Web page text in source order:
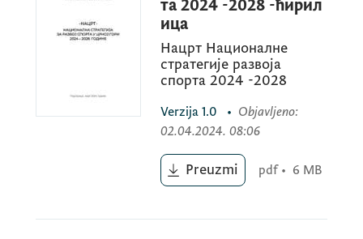
na internet stranici Ministarstva sporta i
mladih i portalu e-uprave.
U okviru postupka javne rasprave biće
organizovan okrugli sto u Podgorici, o čijem
terminu će javnost biti blagovremeno
Zainteresovani subjekti svoje primjedbe,
та 2024 -2028 -ћирил
ица
Нацрт Националне
стратегије развоја
спорта 2024 -2028
Verzija 1.0 • Objavljeno:
02.04.2024. 08:06
Preuzmi pdf • 6 MB